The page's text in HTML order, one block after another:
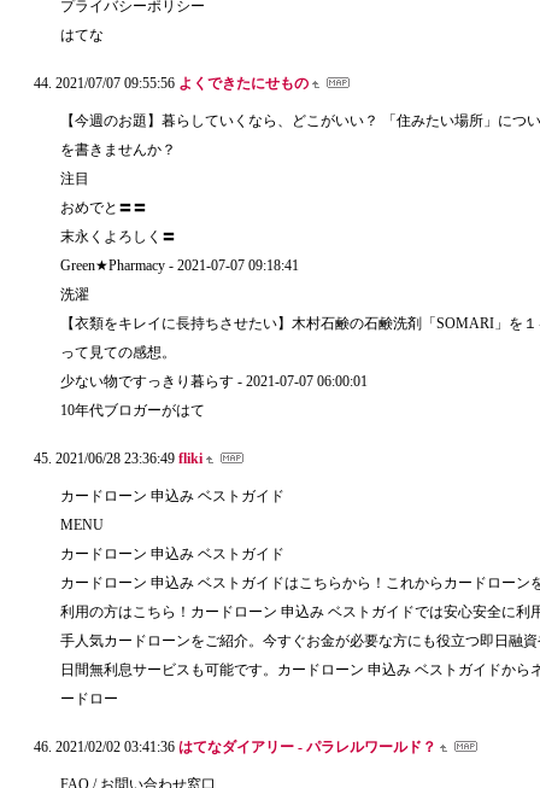
プライバシーポリシー
はてな
2021/07/07 09:55:56 よくできたにせもの
【今週のお題】暮らしていくなら、どこがいい？ 「住みたい場所」につ
を書きませんか？
注目
おめでと〓〓
末永くよろしく〓
Green★Pharmacy - 2021-07-07 09:18:41
洗濯
【衣類をキレイに長持ちさせたい】木村石鹸の石鹸洗剤「SOMARI」を
って見ての感想。
少ない物ですっきり暮らす - 2021-07-07 06:00:01
10年代ブロガーがはて
2021/06/28 23:36:49 fliki
カードローン 申込み ベストガイド
MENU
カードローン 申込み ベストガイド
カードローン 申込み ベストガイドはこちらから！これからカードローン
利用の方はこちら！カードローン 申込み ベストガイドでは安心安全に利
手人気カードローンをご紹介。今すぐお金が必要な方にも役立つ即日融
日間無利息サービスも可能です。カードローン 申込み ベストガイドから
ードロー
2021/02/02 03:41:36 はてなダイアリー - パラレルワールド？
FAQ / お問い合わせ窓口